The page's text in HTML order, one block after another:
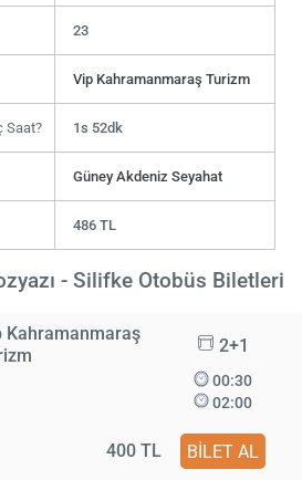
23
Vip Kahramanmaraş Turizm
Saat? 1s 52dk
Güney Akdeniz Seyahat
486 TL
- Silifke Otobüs Biletleri
Kahramanmaraş
2+1
00:30
02:00
400 TL BİLET AL